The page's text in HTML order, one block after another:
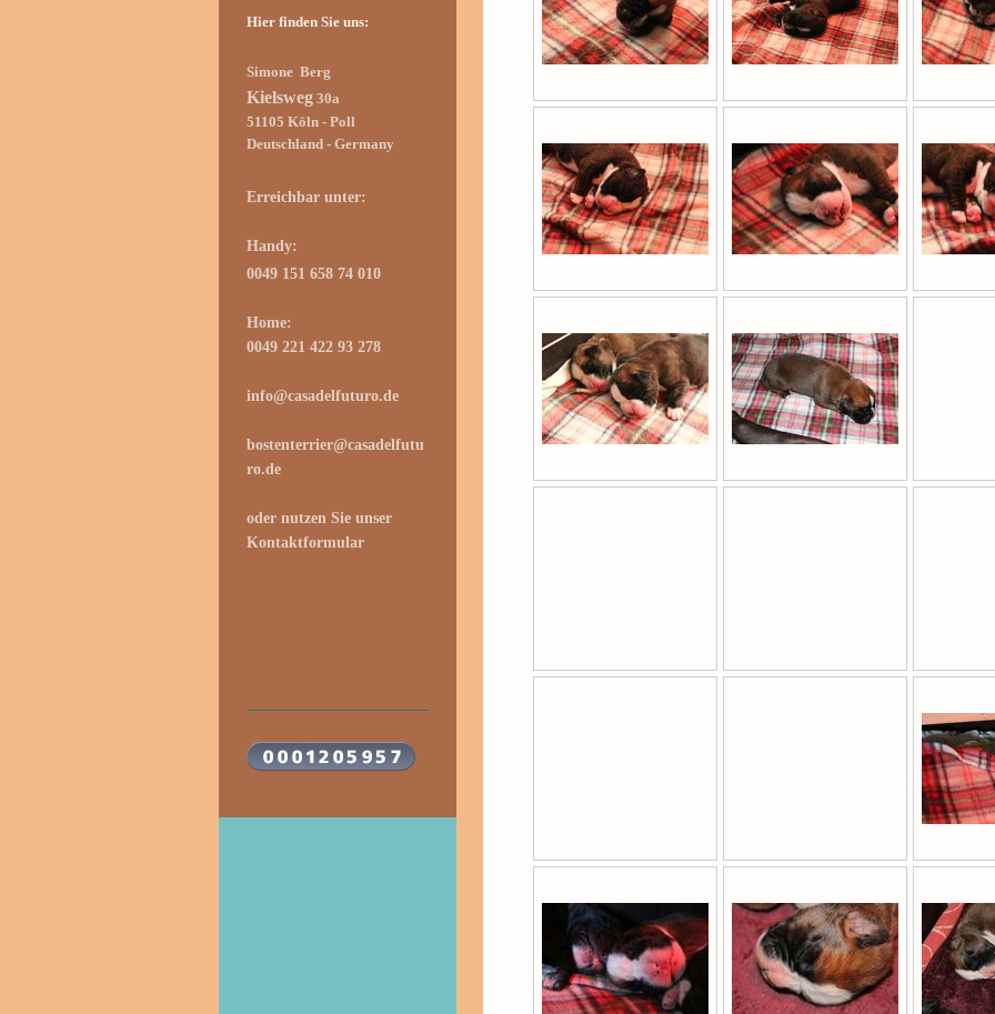
Hier finden Sie uns:
Simone Berg
Kielsweg 30a
51105 Köln - Poll
Deutschland - Germany
Erreichbar unter:
Handy:
0049 151 658 74 010
Home:
0049 221 422 93 278
info@casadelfuturo.de
bostenterrier@casadelfutu
ro.de
oder nutzen Sie unser
Kontaktformular